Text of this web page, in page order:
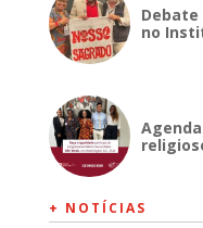
no
+ NOTÍCIAS